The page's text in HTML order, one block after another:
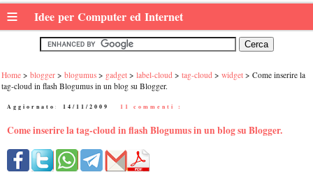
≡ Idee per Computer ed Internet
Home blogger blogumus gadget label-cloud tag-cloud widget
Come inserire la
tag-cloud in flash Blogumus in un blog su Blogger.
Aggiornato: 14/11/2009 11 commenti :
Come inserire la tag-cloud in flash Blogumus in un blog su Blogger.